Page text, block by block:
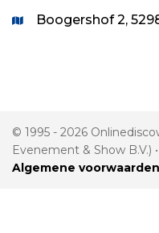
Boogershof 2,
© 1995 - 2026
Evenement & Show B.V.)
Algemene voorwaarden